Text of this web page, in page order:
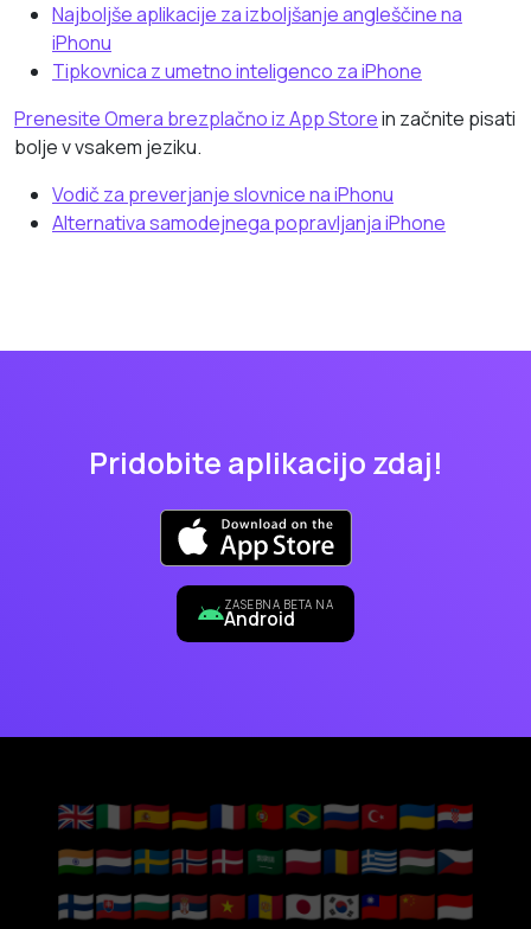
Najboljše aplikacije za izboljšanje angleščine na
iPhonu
Tipkovnica z umetno inteligenco za iPhone
Prenesite Omera brezplačno iz App Storein začnite pisati
bolje v vsakem jeziku.
Vodič za preverjanje slovnice na iPhonu
Alternativa samodejnega popravljanja iPhone
Pridobite aplikacijo zdaj!
ZASEBNA BETA NA
Android
🇬🇧🇮🇹🇪🇸🇩🇪🇫🇷🇵🇹🇧🇷🇷🇺🇹🇷🇺🇦🇭🇷
🇮🇳🇳🇱🇸🇪🇳🇴🇩🇰🇸🇦🇵🇱🇷🇴🇬🇷🇭🇺🇨🇿
🇫🇮🇸🇰🇧🇬🇷🇸🇻🇳🇦🇩🇯🇵🇰🇷🇹🇼🇨🇳🇮🇩